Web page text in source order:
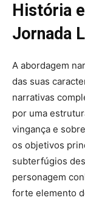
História
Jornada
A abordagem
das suas
narrativas
por uma
vingança e
os objetivos
subterfúgios
personagem
forte elemento